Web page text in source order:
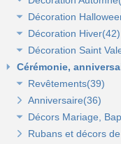
Lanterne, lampion,
Eclairage
Décoration vitrine
Décors
Décoration
Décor vitrine
Décor
Décoration Hiver(42)
Décoration vitrine
Décors d'hiver(35)
Décoration Saint
Décoration vitrine
Décors Saint
Cérémonie,
Revêtements(39)
Non tissé(19)
Pelouses et
Tissus(13)
Anniversaire(36)
Décors Mariage,
Accessoires de
Rubans et décors